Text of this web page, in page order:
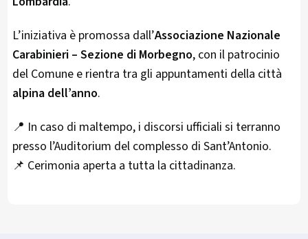
L’iniziativa è promossa dall’Associazione Nazionale
Carabinieri – Sezione di Morbegno, con il patrocinio
del Comune e rientra tra gli appuntamenti della città
alpina dell’anno.
📍 In caso di maltempo, i discorsi ufficiali si terranno
presso l’Auditorium del complesso di Sant’Antonio.
📌 Cerimonia aperta a tutta la cittadinanza.